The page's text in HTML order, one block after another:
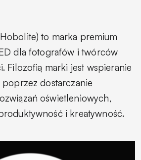
to marka premium
dla fotografów i twórców
Filozofią marki jest wspieranie
dostarczanie
oświetleniowych,
i kreatywność.